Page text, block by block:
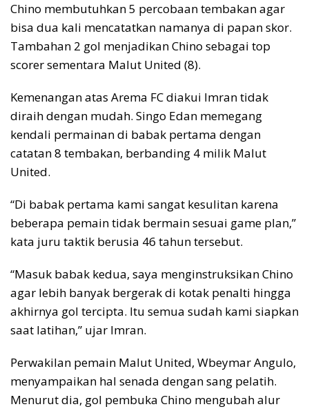
Chino membutuhkan 5 percobaan tembakan agar
bisa dua kali mencatatkan namanya di papan skor.
Tambahan 2 gol menjadikan Chino sebagai top
scorer sementara Malut United (8).
Kemenangan atas Arema FC diakui Imran tidak
diraih dengan mudah. Singo Edan memegang
kendali permainan di babak pertama dengan
catatan 8 tembakan, berbanding 4 milik Malut
United.
“Di babak pertama kami sangat kesulitan karena
beberapa pemain tidak bermain sesuai game plan,”
kata juru taktik berusia 46 tahun tersebut.
“Masuk babak kedua, saya menginstruksikan Chino
agar lebih banyak bergerak di kotak penalti hingga
akhirnya gol tercipta. Itu semua sudah kami siapkan
saat latihan,” ujar Imran.
Perwakilan pemain Malut United, Wbeymar Angulo,
menyampaikan hal senada dengan sang pelatih.
Menurut dia, gol pembuka Chino mengubah alur